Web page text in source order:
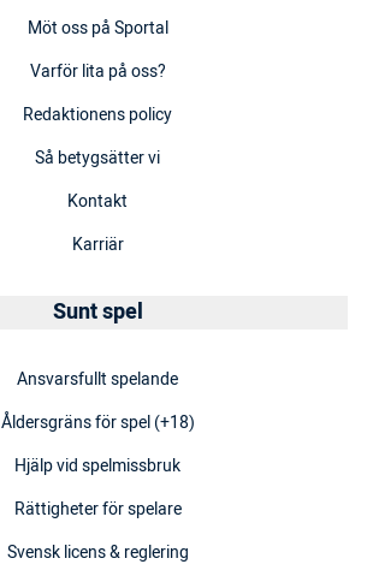
Möt oss på Sportal
Varför lita på oss?
Redaktionens policy
Så betygsätter vi
Kontakt
Karriär
Sunt spel
Ansvarsfullt spelande
Åldersgräns för spel (+18)
Hjälp vid spelmissbruk
Rättigheter för spelare
Svensk licens & reglering